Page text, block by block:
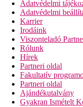
Adatvédelmi
Adatvédelmi
Karrier
Irodáink
Viszonteladó
Rólunk
Hírek
Partneri oldal
Fakultatív
Partneri oldal
Ajándékutalvány
Gyakran Ismételt